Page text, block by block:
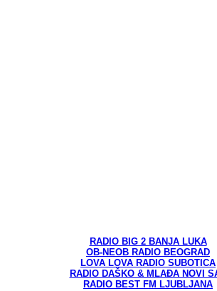
RADIO BIG 2 BANJA LUKA
OB-NEOB RADIO BEOGRAD
LOVA LOVA RADIO SUBOTICA
RADIO DAŠKO & MLAĐA NOVI
RADIO BEST FM LJUBLJANA